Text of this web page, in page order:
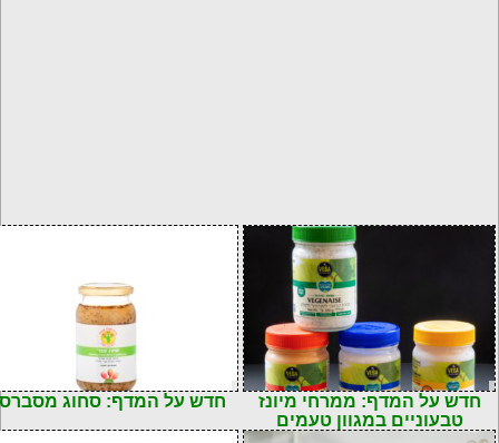
חדש על המדף: ממרחי מיונז
טבעוניים במגוון טעמים
חדש על המדף: סחוג